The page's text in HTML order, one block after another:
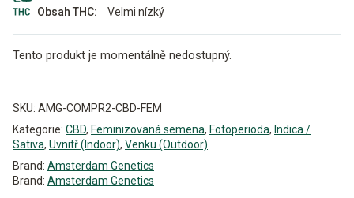
Obsah THC:
Velmi nízký
Tento produkt je momentálně nedostupný.
SKU: AMG-COMPR2-CBD-FEM
Kategorie: CBD, Feminizovaná semena, Fotoperioda, Indica /
Sativa, Uvnitř (Indoor), Venku (Outdoor)
Brand: Amsterdam Genetics
Brand: Amsterdam Genetics